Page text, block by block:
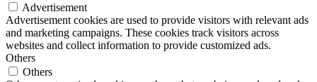
Advertisement
Advertisement cookies are used to provide visitors with relevant ads
and marketing campaigns. These cookies track visitors across
websites and collect information to provide customized ads.
Others
Others